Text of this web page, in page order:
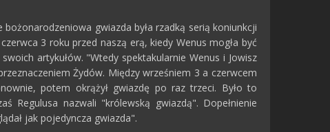
gwiazda była rzadką serią koniunkcji
3 roku przed naszą erą, kiedy Wenus mogła być
artykułów. "Wtedy spektakularnie Wenus i Jowisz
Żydów. Między wrześniem 3 a czerwcem
potem okrążył gwiazdę po raz trzeci. Było to
Regulusa nazwali "królewską gwiazdą". Dopełnienie
jak pojedyncza gwiazda".